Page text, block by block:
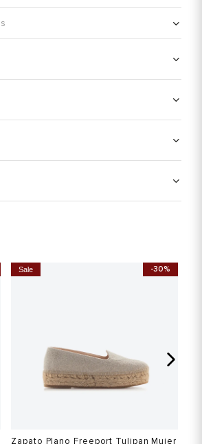
-30%
Sale
Zapato Plano Freeport Tulipan Mujer